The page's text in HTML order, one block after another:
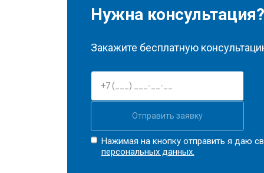
Нужна консультация?
Закажите бесплатную
Отправить заявку
Нажимая на кнопку отправить я даю
персональных данных.